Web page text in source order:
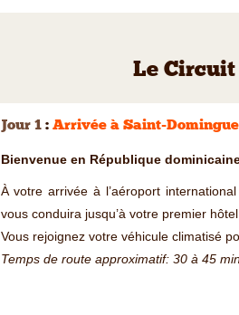
Le Circuit
Jour 1: Arrivée à Saint-Domingue
Bienvenue en République
À votre arrivée à l’aéroport
vous conduira jusqu’à votre premier
Vous rejoignez votre véhicule climatisé
Temps de route approximatif: 30 à 45